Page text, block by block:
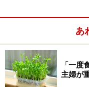
食費や通信費
旅行を楽しんだ様子
園費が高く、家族5
旅先で物価高を実感
あ
「一
主婦が